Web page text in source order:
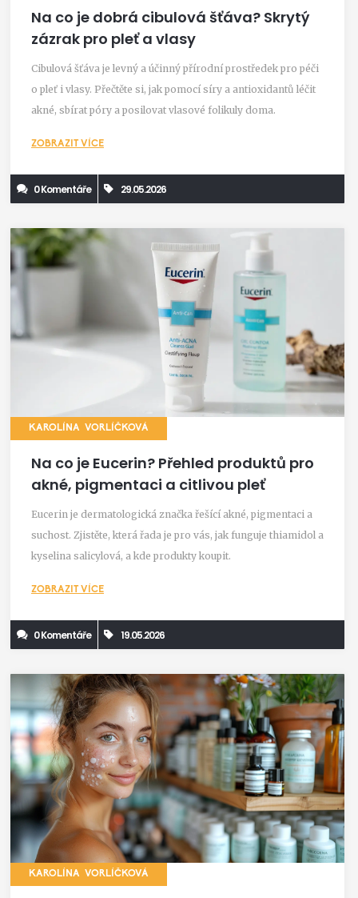
Na co je dobrá cibulová šťáva? Skrytý
zázrak pro pleť a vlasy
Cibulová šťáva je levný a účinný přírodní prostředek pro péči
o pleť i vlasy. Přečtěte si, jak pomocí síry a antioxidantů léčit
akné, sbírat póry a posilovat vlasové folikuly doma.
ZOBRAZIT VÍCE
0 Komentáře 29.05.2026
KAROLÍNA VORLÍČKOVÁ
Na co je Eucerin? Přehled produktů pro
akné, pigmentaci a citlivou pleť
Eucerin je dermatologická značka řešící akné, pigmentaci a
suchost. Zjistěte, která řada je pro vás, jak funguje thiamidol a
kyselina salicylová, a kde produkty koupit.
ZOBRAZIT VÍCE
0 Komentáře 19.05.2026
KAROLÍNA VORLÍČKOVÁ